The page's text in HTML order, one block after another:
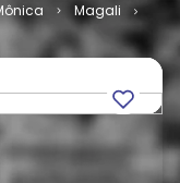
Magali